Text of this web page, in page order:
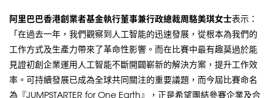
阿里巴巴香港創業者基金執行董事兼行政總裁周駱美琪女士表示：
「在過去一年，我們觀察到人工智能的迅速發展，從根本為我們的
工作方式及生產力帶來了革命性影響。而在比賽中最有趣莫過於能
見證初創企業運用人工智能不斷開闢嶄新的解決方案，提升工作效
率。可持續發展已成為全球共同關注的重要議題，而今屆比賽命名
為『JUMPSTARTER for One Earth』，正是希望團結參賽企業及合